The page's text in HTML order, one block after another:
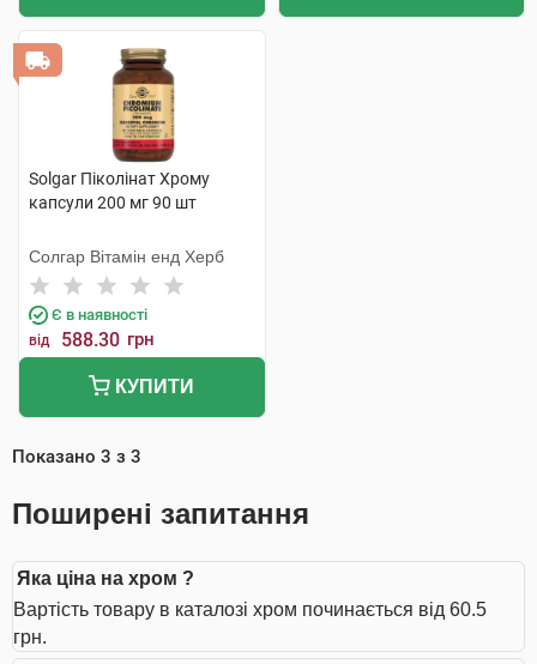
Solgar Піколінат Хрому
капсули 200 мг 90 шт
Солгар Вітамін енд Херб
Є в наявності
від 588.30 грн
КУПИТИ
Показано 3 з 3
Поширені запитання
Яка ціна на хром ?
Вартість товару в каталозі хром починається від 60.5
грн.